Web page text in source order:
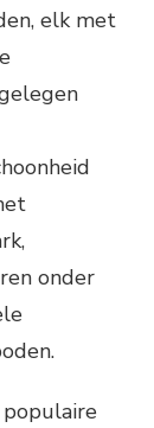
elk met
onder